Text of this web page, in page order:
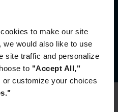
cookies to make our site
would also like to use
site traffic and personalize
to "Accept All,"
or customize your choices
d’utilisation Web
de confidentialité
Mountain, Inc.